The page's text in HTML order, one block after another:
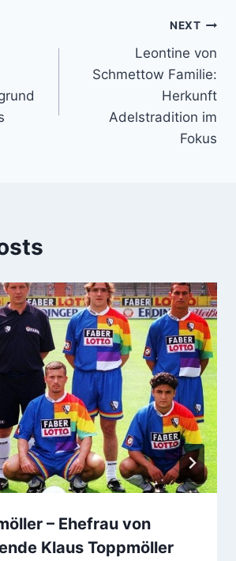
NEXT
Leontine von
Schmettow Familie:
Herkunft
Adelstradition im
Fokus
– Ehefrau von
Klaus Toppmöller